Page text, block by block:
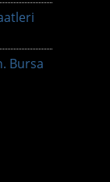
Bursa